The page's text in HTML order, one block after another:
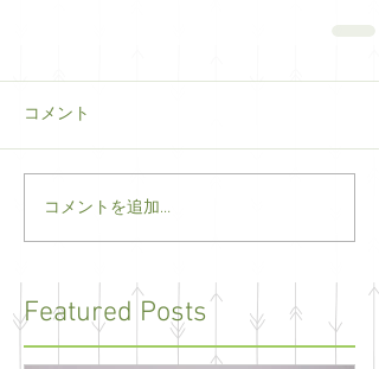
コメント
コメントを追加…
Featured Posts